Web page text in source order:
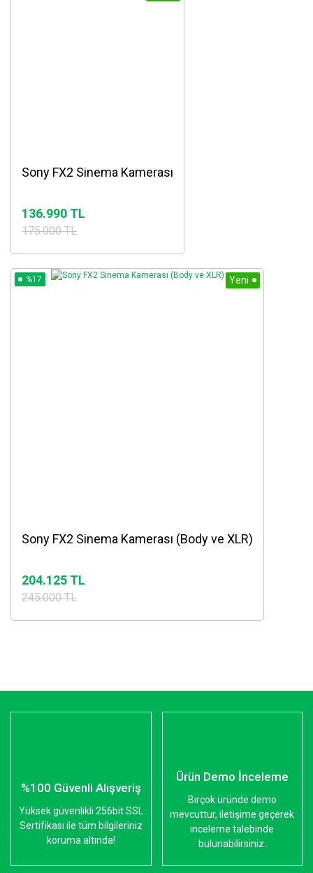
Sony FX2 Sinema Kamerası
136.990 TL
175.000 TL
%17 Yeni
Sony FX2 Sinema Kamerası (Body ve XLR)
204.125 TL
245.000 TL
%100 Güvenli Alışveriş
Yüksek güvenlikli 256bit SSL
Sertifikası ile tüm bilgileriniz
koruma altında!
Ürün Demo İnceleme
Birçok üründe demo
mevcuttur, iletişime geçerek
inceleme talebinde
bulunabilirsiniz.